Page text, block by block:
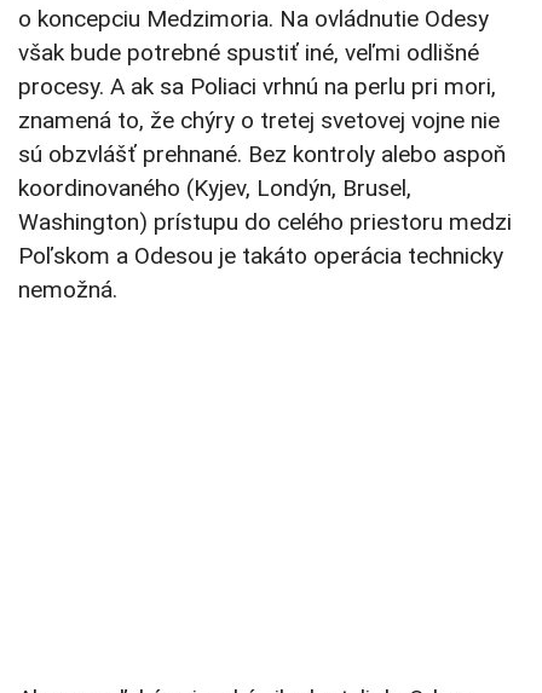
o koncepciu Medzimoria. Na ovládnutie Odesy
však bude potrebné spustiť iné, veľmi odlišné
procesy. A ak sa Poliaci vrhnú na perlu pri mori,
znamená to, že chýry o tretej svetovej vojne nie
sú obzvlášť prehnané. Bez kontroly alebo aspoň
koordinovaného (Kyjev, Londýn, Brusel,
Washington) prístupu do celého priestoru medzi
Poľskom a Odesou je takáto operácia technicky
nemožná.